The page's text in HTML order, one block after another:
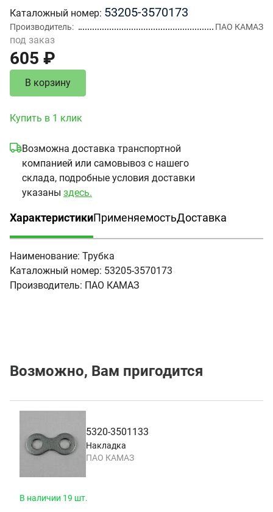
Каталожный номер 53205-3570173
Производитель ПАО КАМАЗ
под заказ
605 ₽
В корзину
Купить в 1 клик
Возможна доставка транспортной
компанией или самовывоз с нашего
склада, подробные условия доставки
указаны здесь.
Характеристики
(активная вкладка)
ПрименяемостьДоставка
Наименование: Трубка
Каталожный номер: 53205-3570173
Производитель: ПАО КАМАЗ
Возможно, Вам пригодится
5320-3501133
Накладка
ПАО КАМАЗ
В наличии 19 шт.